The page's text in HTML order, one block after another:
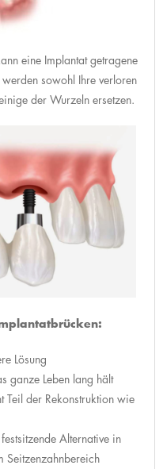
eine Implantat getragene
sowohl Ihre verloren
der Wurzeln ersetzen.
Lösung
ganze Leben lang hält
Teil der Rekonstruktion wie
Alternative in
Seitzenzahnbereich